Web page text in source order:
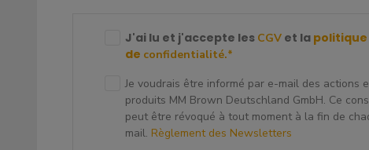
J'ai lu et j'accepte les CGV et la politique
de confidentialité.*
Je voudrais être informé par e-mail des actions
produits MM Brown Deutschland GmbH. Ce
peut être révoqué à tout moment à la fin de
mail. Règlement des Newsletters